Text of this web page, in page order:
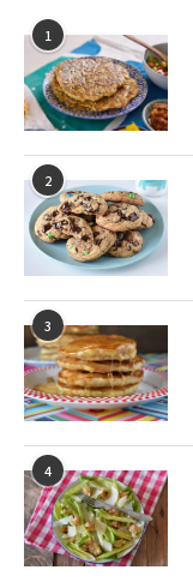
1
2
3
4